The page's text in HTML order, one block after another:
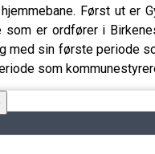
Først ut er
som er ordfører i
med sin første periode
som